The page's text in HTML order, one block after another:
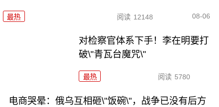
最热 阅读 12148 08-06
对检察官体系下手！李在明要打
破\"青瓦台魔咒\"
最热 阅读 5780
电商哭晕：俄乌互相砸\"饭碗\"，战争已没有后方